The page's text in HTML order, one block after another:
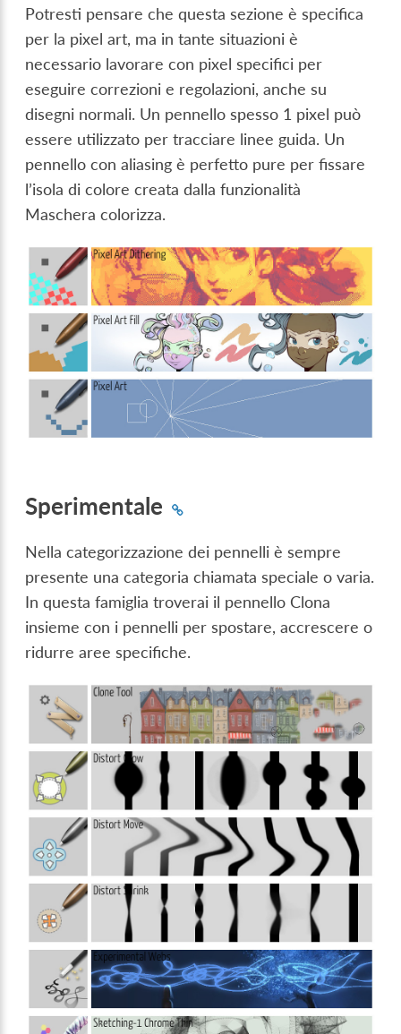
Potresti pensare che questa sezione è specifica
per la pixel art, ma in tante situazioni è
necessario lavorare con pixel specifici per
eseguire correzioni e regolazioni, anche su
disegni normali. Un pennello spesso 1 pixel può
essere utilizzato per tracciare linee guida. Un
pennello con aliasing è perfetto pure per fissare
l’isola di colore creata dalla funzionalità
Maschera colorizza.
Sperimentale
Nella categorizzazione dei pennelli è sempre
presente una categoria chiamata speciale o varia.
In questa famiglia troverai il pennello Clona
insieme con i pennelli per spostare, accrescere o
ridurre aree specifiche.